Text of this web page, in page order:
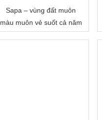
Sapa – vùng đất muôn
màu muôn vẻ suốt cả năm